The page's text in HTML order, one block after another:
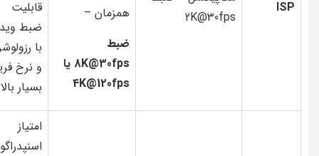
ISP
2K@30fps
همزمان –
ضبط
8K@30fps یا
4K@120fps
قابلیت
ضبط
با
و نرخ
بسیار
امتیاز